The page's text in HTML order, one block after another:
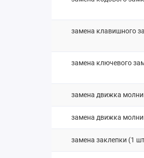
замена клавишного
замена ключевого
замена движка
замена движка
замена заклепки (1